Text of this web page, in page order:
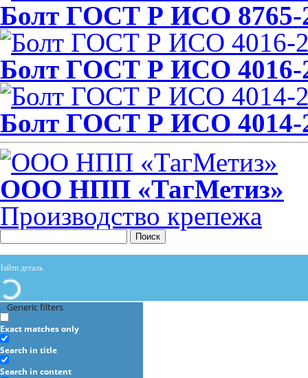
Болт ГОСТ Р ИСО 8765-
Болт ГОСТ Р ИСО 4016-
Болт ГОСТ Р ИСО 4014-
ООО НПП «ТагМетиз»
Производство крепежа
Поиск
Generic filters
Exact matches only
Search in title
Search in content